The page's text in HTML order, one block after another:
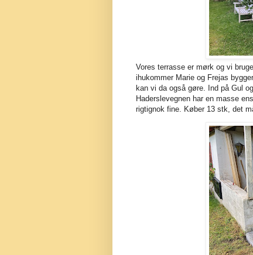
Vores terrasse er mørk og vi
ihukommer Marie og Frejas
kan vi da også gøre. Ind på Gul
Haderslevegnen har en masse
rigtignok fine. Køber 13 stk, det